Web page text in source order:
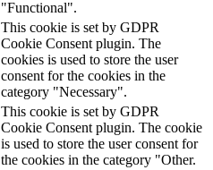
"Functional".
This cookie is set by GDPR
Cookie Consent plugin. The
cookies is used to store the user
consent for the cookies in the
category "Necessary".
This cookie is set by GDPR
Cookie Consent plugin. The cookie
is used to store the user consent for
the cookies in the category "Other.